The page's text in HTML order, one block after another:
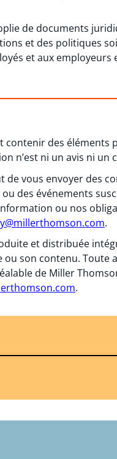
de documents
et des politiques
et aux employeurs
des éléments
n’est ni un avis ni un
de vous envoyer des
des événements
ou nos
.
et distribuée
ou son contenu. Toute
de Miller Thomson
.